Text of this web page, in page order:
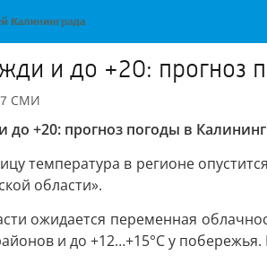
и до +20: прогноз
СМИ
до +20: прогноз погоды в
температура в регионе
области».
ожидается переменная
и до +12…+15°C у